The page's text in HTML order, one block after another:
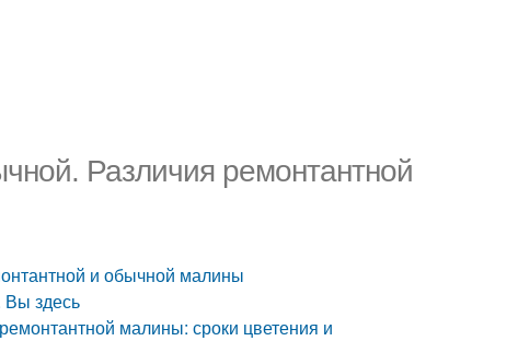
Различия ремонтантной
и обычной малины
здесь
малины: сроки цветения и